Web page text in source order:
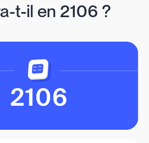
t-il en 2106 ?